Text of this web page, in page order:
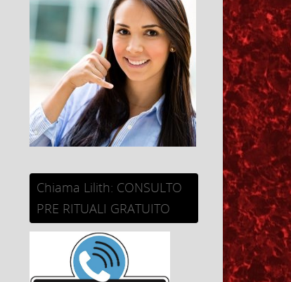
Chiama Lilith: CONSULTO
PRE RITUALI GRATUITO